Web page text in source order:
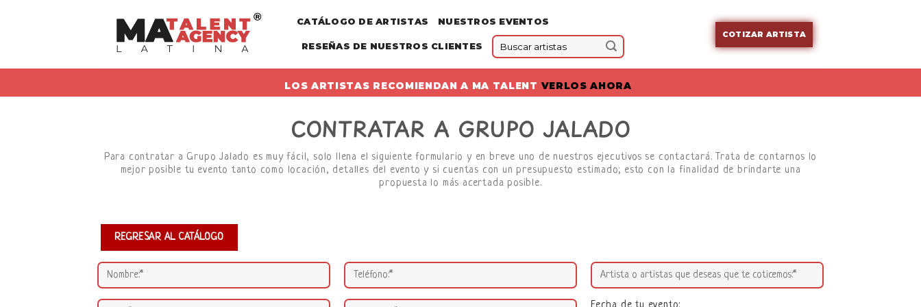
CATÁLOGO DE ARTISTAS NUESTROS EVENTOS
RESEÑAS DE NUESTROS CLIENTES
COTIZAR ARTISTA
LOS ARTISTAS RECOMIENDAN A MA TALENT VERLOS AHORA
CONTRATAR A GRUPO JALADO
Para contratar a Grupo Jalado es muy fácil, solo llena el siguiente formulario y en breve uno de nuestros ejecutivos se contactará. Trata de contarnos lo
mejor posible tu evento tanto como locación, detalles del evento y si cuentas con un presupuesto estimado; esto con la finalidad de brindarte una
propuesta lo más acertada posible.
REGRESAR AL CATÁLOGO